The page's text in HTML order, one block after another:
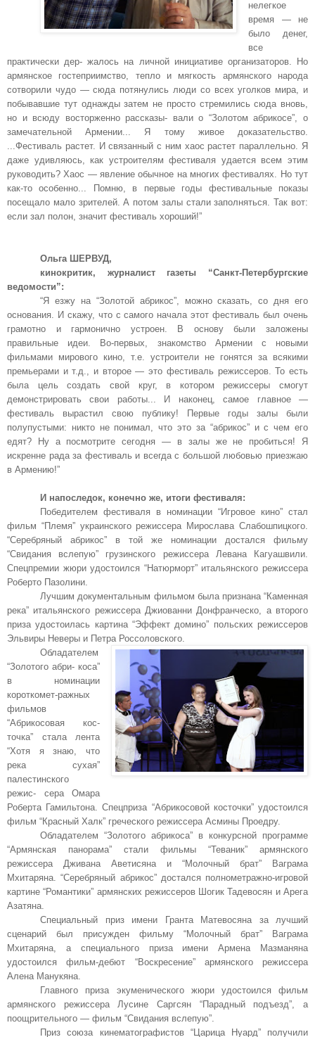
нелегкое
время — не
было денег,
все
практически дер- жалось на личной инициативе организаторов. Но
армянское гостеприимство, тепло и мягкость армянского народа
сотворили чудо — сюда потянулись люди со всех уголков мира, и
побывавшие тут однажды затем не просто стремились сюда вновь,
но и всюду восторженно рассказы- вали о “Золотом абрикосе”, о
замечательной Армении... Я тому живое доказательство.
...Фестиваль растет. И связанный с ним хаос растет параллельно. Я
даже удивляюсь, как устроителям фестиваля удается всем этим
руководить? Хаос — явление обычное на многих фестивалях. Но тут
как-то особенно... Помню, в первые годы фестивальные показы
посещало мало зрителей. А потом залы стали заполняться. Так вот:
если зал полон, значит фестиваль хороший!”
Ольга ШЕРВУД,
кинокритик, журналист газеты “Санкт-Петербургские
ведомости”:
“Я езжу на “Золотой абрикос”, можно сказать, со дня его
основания. И скажу, что с самого начала этот фестиваль был очень
грамотно и гармонично устроен. В основу были заложены
правильные идеи. Во-первых, знакомство Армении с новыми
фильмами мирового кино, т.е. устроители не гонятся за всякими
премьерами и т.д., и второе — это фестиваль режиссеров. То есть
была цель создать свой круг, в котором режиссеры смогут
демонстрировать свои работы... И наконец, самое главное —
фестиваль вырастил свою публику! Первые годы залы были
полупустыми: никто не понимал, что это за “абрикос” и с чем его
едят? Ну а посмотрите сегодня — в залы же не пробиться! Я
искренне рада за фестиваль и всегда с большой любовью приезжаю
в Армению!”
И напоследок, конечно же, итоги фестиваля:
Победителем фестиваля в номинации “Игровое кино” стал
фильм “Племя” украинского режиссера Мирослава Слабошпицкого.
“Серебряный абрикос” в той же номинации достался фильму
“Свидания вслепую” грузинского режиссера Левана Кагуашвили.
Спецпремии жюри удостоился “Натюрморт” итальянского режиссера
Роберто Пазолини.
Лучшим документальным фильмом была признана “Каменная
река” итальянского режиссера Джиованни Донфранческо, а второго
приза удостоилась картина “Эффект домино” польских режиссеров
Эльвиры Неверы и Петра Россоловского.
Обладателем
“Золотого абри- коса”
в номинации
короткомет-ражных
фильмов
“Абрикосовая кос-
точка” стала лента
“Хотя я знаю, что
река сухая”
палестинского
режис- сера Омара
Роберта Гамильтона. Спецприза “Абрикосовой косточки” удостоился
фильм “Красный Халк” греческого режиссера Асмины Проедру.
Обладателем “Золотого абрикоса” в конкурсной программе
“Армянская панорама” стали фильмы “Теваник” армянского
режиссера Дживана Аветисяна и “Молочный брат” Ваграма
Мхитаряна. “Серебряный абрикос” достался полнометражно-игровой
картине “Романтики” армянских режиссеров Шогик Тадевосян и Арега
Азатяна.
Специальный приз имени Гранта Матевосяна за лучший
сценарий был присужден фильму “Молочный брат” Ваграма
Мхитаряна, а специального приза имени Армена Мазманяна
удостоился фильм-дебют “Воскресение” армянского режиссера
Алена Манукяна.
Главного приза экуменического жюри удостоился фильм
армянского режиссера Лусине Саргсян “Парадный подъезд”, а
поощрительного — фильм “Свидания вслепую”.
Приз союза кинематографистов “Царица Нуард” получили